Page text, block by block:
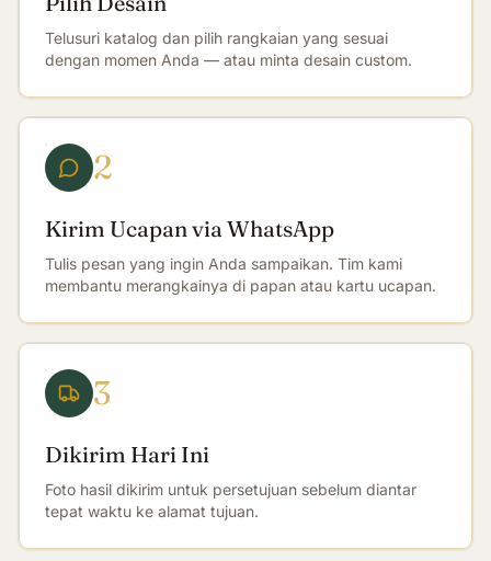
Telusuri katalog dan pilih rangkaian yang sesuai
dengan momen Anda — atau minta desain custom.
2
Kirim Ucapan via WhatsApp
Tulis pesan yang ingin Anda sampaikan. Tim kami
membantu merangkainya di papan atau kartu ucapan.
3
Dikirim Hari Ini
Foto hasil dikirim untuk persetujuan sebelum diantar
tepat waktu ke alamat tujuan.